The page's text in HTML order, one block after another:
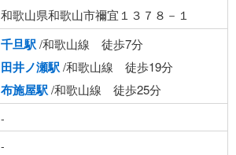
和歌山県和歌山市禰宜１３７８－１
千旦駅/和歌山線 徒歩7分
田井ノ瀬駅/和歌山線 徒歩19分
布施屋駅/和歌山線 徒歩25分
-
-